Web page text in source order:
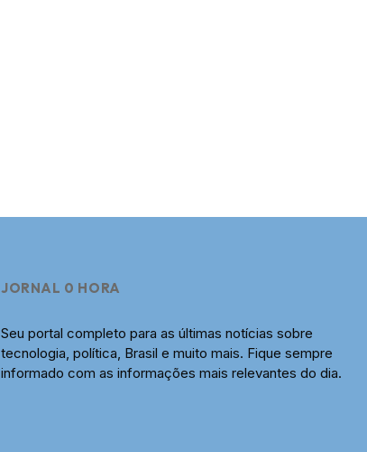
JORNAL 0 HORA
Seu portal completo para as últimas notícias sobre
tecnologia, política, Brasil e muito mais. Fique sempre
informado com as informações mais relevantes do dia.